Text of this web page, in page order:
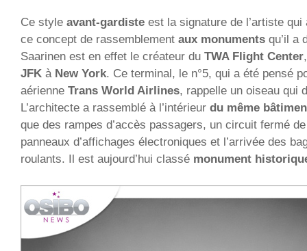
Ce style avant-gardiste est la signature de l’artiste
ce concept de rassemblement aux monuments qu’il a
Saarinen est en effet le créateur du TWA Flight Center
JFK à New York. Ce terminal, le n°5, qui a été pensé
aérienne Trans World Airlines, rappelle un oiseau qui
L’architecte a rassemblé à l’intérieur du même
que des rampes d’accès passagers, un circuit fermé
panneaux d’affichages électroniques et l’arrivée des
roulants. Il est aujourd’hui classé monument